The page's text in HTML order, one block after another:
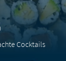
Cocktails